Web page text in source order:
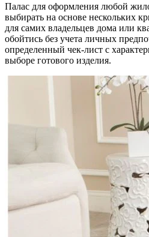
Палас для оформления любой
выбирать на основе нескольких
для самих владельцев дома или
обойтись без учета личных
определенный чек-лист с
выборе готового изделия.